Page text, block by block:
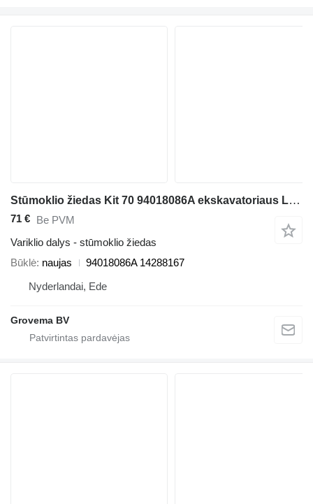
Stūmoklio žiedas Kit 70 94018086A ekskavatoriaus Liebherr A944C Li / A924C Li / LH60 MT / A924B Li / A934 Li / A934B Li / A944B Li / LH60 MHR / LH60 M / LH60 CHR / LH60 C / A954 Li
71 € Be PVM
Variklio dalys - stūmoklio žiedas
Būklė naujas
94018086A 14288167
Nyderlandai, Ede
Grovema BV